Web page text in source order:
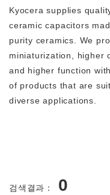
Kyocera supplies
ceramic capacitors
purity ceramics. We
miniaturization, higher
and higher function
of products that are
diverse applications.
검색결과： 0